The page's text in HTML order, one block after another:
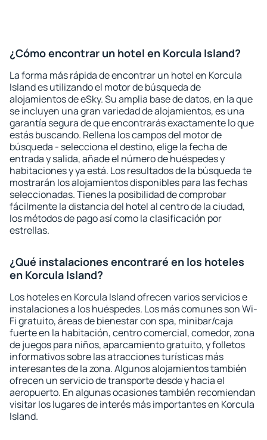
¿Cómo encontrar un hotel en Korcula Island?
La forma más rápida de encontrar un hotel en Korcula
Island es utilizando el motor de búsqueda de
alojamientos de eSky. Su amplia base de datos, en la que
se incluyen una gran variedad de alojamientos, es una
garantía segura de que encontrarás exactamente lo que
estás buscando. Rellena los campos del motor de
búsqueda - selecciona el destino, elige la fecha de
entrada y salida, añade el número de huéspedes y
habitaciones y ya está. Los resultados de la búsqueda te
mostrarán los alojamientos disponibles para las fechas
seleccionadas. Tienes la posibilidad de comprobar
fácilmente la distancia del hotel al centro de la ciudad,
los métodos de pago así como la clasificación por
estrellas.
¿Qué instalaciones encontraré en los hoteles
en Korcula Island?
Los hoteles en Korcula Island ofrecen varios servicios e
instalaciones a los huéspedes. Los más comunes son Wi-
Fi gratuito, áreas de bienestar con spa, minibar/caja
fuerte en la habitación, centro comercial, comedor, zona
de juegos para niños, aparcamiento gratuito, y folletos
informativos sobre las atracciones turísticas más
interesantes de la zona. Algunos alojamientos también
ofrecen un servicio de transporte desde y hacia el
aeropuerto. En algunas ocasiones también recomiendan
visitar los lugares de interés más importantes en Korcula
Island.